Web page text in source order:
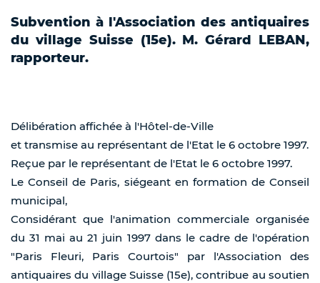
Subvention à l'Association des antiquaires
du village Suisse (15e). M. Gérard LEBAN,
rapporteur.
Délibération affichée à l'Hôtel-de-Ville
et transmise au représentant de l'Etat le 6 octobre 1997.
Reçue par le représentant de l'Etat le 6 octobre 1997.
Le Conseil de Paris, siégeant en formation de Conseil
municipal,
Considérant que l'animation commerciale organisée
du 31 mai au 21 juin 1997 dans le cadre de l'opération
"Paris Fleuri, Paris Courtois" par l'Association des
antiquaires du village Suisse (15e), contribue au soutien